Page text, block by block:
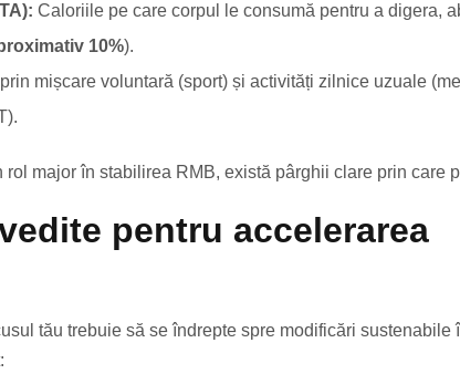
Caloriile pe care corpul le consumă pentru a digera,
10%).
mișcare voluntară (sport) și activități zilnice uzuale
major în stabilirea RMB, există pârghii clare prin care
pentru accelerarea
tău trebuie să se îndrepte spre modificări sustenabile